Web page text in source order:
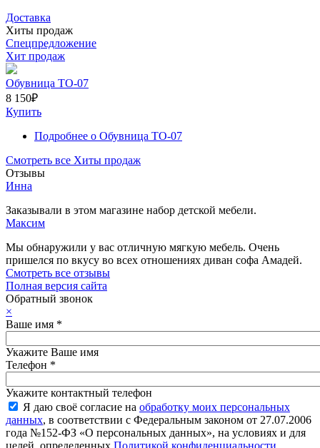
Доставка
Хиты продаж
Спецпредложение
Хит продаж
Обувница ТО-07
8 150₽
Купить
Подробнее о Обувница ТО-07
Смотреть все Хиты продаж
Отзывы
Инна
Заказывали в этом магазине набор детской мебели.
Максим
Мы обнаружили у вас отличную мягкую мебель. Очень
пришелся по вкусу во всех отношениях диван софа Амадей.
Смотреть все отзывы
Полная версия сайта
Обратный звонок
×
Ваше имя *
Укажите Ваше имя
Телефон *
Укажите контактный телефон
Я даю своё согласие на обработку моих персональных
данных, в соответствии с Федеральным законом от 27.07.2006
года №152-ФЗ «О персональных данных», на условиях и для
целей, определенных Политикой конфиденциальности